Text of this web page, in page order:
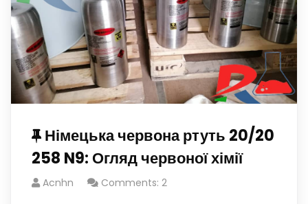
Німецька червона ртуть 20/20
258 N9: Огляд червоної хімії
Acnhn Comments: 2